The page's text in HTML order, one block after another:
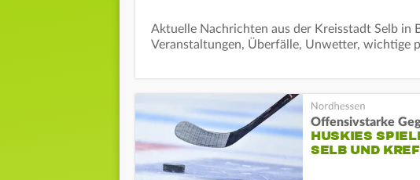
Aktuelle Nachrichten aus der Kreisstadt Selb in
Veranstaltungen, Überfälle, Unwetter, wichtige
Offensivstarke
HUSKIES
SELB UND